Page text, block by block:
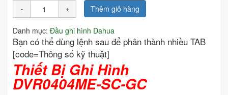
Thêm giỏ hàng
Danh mục: Đầu ghi hình Dahua
Bạn có thể dùng lệnh sau để phân thành nhiều TAB
[code=Thông số kỹ thuật]
Thiết Bị Ghi Hình
DVR0404ME-SC-GC